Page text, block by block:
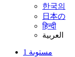
한국의
日本の
हिन्दी
العربية
مستوىة 1